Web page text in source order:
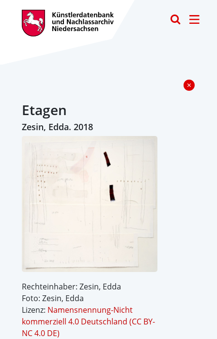
Etagen
Zesin, Edda. 2018
Rechteinhaber: Zesin, Edda
Foto: Zesin, Edda
Lizenz: Namensnennung-Nicht
kommerziell 4.0 Deutschland (CC BY-
NC 4.0 DE)